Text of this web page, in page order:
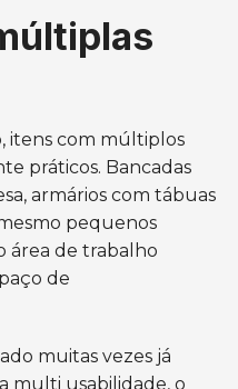
itens com múltiplos
práticos. Bancadas
armários com tábuas
pequenos
área de trabalho
de
muitas vezes já
multi usabilidade, o